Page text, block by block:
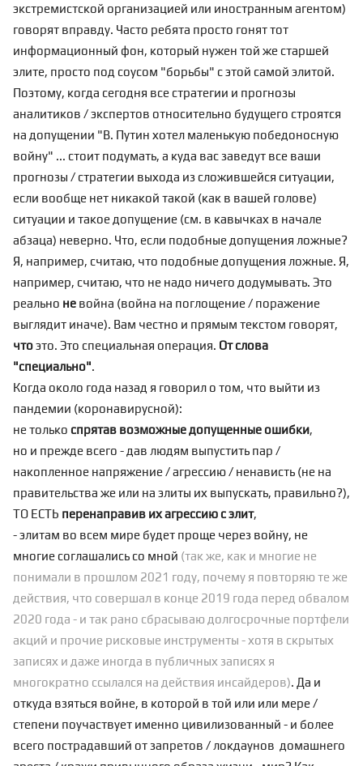
экстремистской организацией или иностранным агентом)
говорят вправду. Часто ребята просто гонят тот
информационный фон, который нужен той же старшей
элите, просто под соусом "борьбы" с этой самой элитой.
Поэтому, когда сегодня все стратегии и прогнозы
аналитиков / экспертов относительно будущего строятся
на допущении "В. Путин хотел маленькую победоносную
войну" ... стоит подумать, а куда вас заведут все ваши
прогнозы / стратегии выхода из сложившейся ситуации,
если вообще нет никакой такой (как в вашей голове)
ситуации и такое допущение (см. в кавычках в начале
абзаца) неверно. Что, если подобные допущения ложные?
Я, например, считаю, что подобные допущения ложные. Я,
например, считаю, что не надо ничего додумывать. Это
реально не война (война на поглощение / поражение
выглядит иначе). Вам честно и прямым текстом говорят,
чтоэто. Это специальная операция. От слова
"специально".
Когда около года назад я говорил о том, что выйти из
пандемии (коронавирусной):
не только спрятав возможные допущенные ошибки,
но и прежде всего - дав людям выпустить пар /
накопленное напряжение / агрессию / ненависть (не на
правительства же или на элиты их выпускать, правильно?),
ТО ЕСТЬ перенаправив их агрессию с элит,
- элитам во всем мире будет проще через войну, не
многие соглашались со мной (так же, как и многие не
понимали в прошлом 2021 году, почему я повторяю те же
действия, что совершал в конце 2019 года перед обвалом
2020 года - и так рано сбрасываю долгосрочные портфели
акций и прочие рисковые инструменты - хотя в скрытых
записях и даже иногда в публичных записях я
многократно ссылался на действия инсайдеров). Да и
откуда взяться войне, в которой в той или или мере /
степени поучаствует именно цивилизованный - и более
всего пострадавший от запретов / локдаунов домашнего